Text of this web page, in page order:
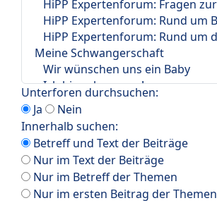
Unterforen durchsuchen:
Ja
Nein
Innerhalb suchen:
Betreff und Text der Beiträge
Nur im Text der Beiträge
Nur im Betreff der Themen
Nur im ersten Beitrag der Themen